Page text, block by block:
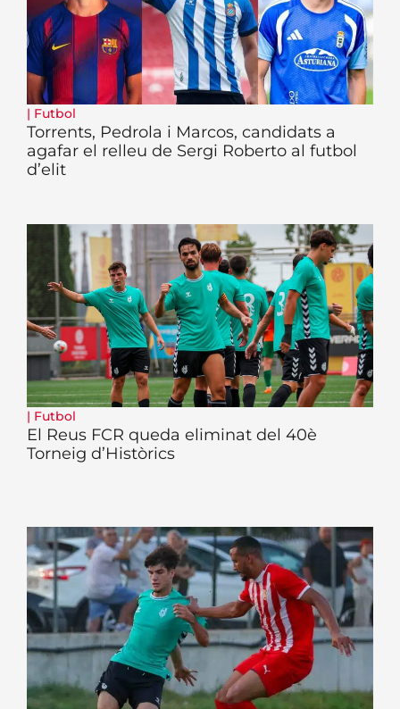
| Futbol
Torrents, Pedrola i Marcos, candidats a
agafar el relleu de Sergi Roberto al futbol
d’elit
| Futbol
El Reus FCR queda eliminat del 40è
Torneig d’Històrics